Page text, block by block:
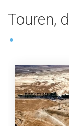
Touren,